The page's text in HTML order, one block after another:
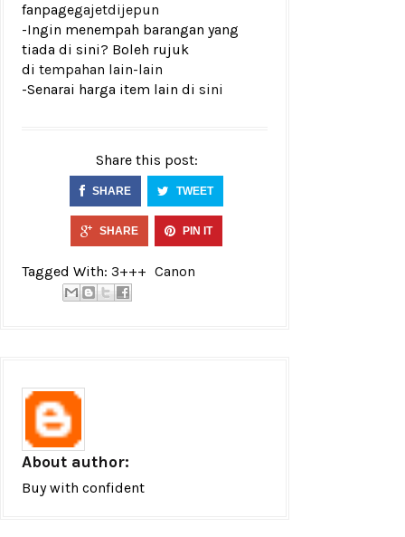
fanpagegajetdijepun
-Ingin menempah barangan yang
tiada di sini? Boleh rujuk
di tempahan lain-lain
-Senarai harga item lain di sini
Share this post:
SHARE TWEET
SHARE PIN IT
Tagged With: 3+++ Canon
About author:
Buy with confident